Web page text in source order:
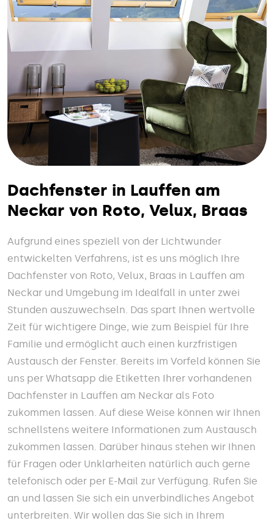
Dachfenster in Lauffen am
Neckar von Roto, Velux, Braas
Aufgrund eines speziell von der Lichtwunder
entwickelten Verfahrens, ist es uns möglich Ihre
Dachfenster von Roto, Velux, Braas in Lauffen am
Neckar und Umgebung im Idealfall in unter zwei
Stunden auszuwechseln. Das spart Ihnen wertvolle
Zeit für wichtigere Dinge, wie zum Beispiel für Ihre
Familie und ermöglicht auch einen kurzfristigen
Austausch der Fenster. Bereits im Vorfeld können Sie
uns per Whatsapp die Etiketten Ihrer vorhandenen
Dachfenster in Lauffen am Neckar als Foto
zukommen lassen. Auf diese Weise können wir Ihnen
schnellstens weitere Informationen zum Austausch
zukommen lassen. Darüber hinaus stehen wir Ihnen
für Fragen oder Unklarheiten natürlich auch gerne
telefonisch oder per E-Mail zur Verfügung. Rufen Sie
an und lassen Sie sich ein unverbindliches Angebot
unterbreiten. Wir wollen das Sie sich in Ihrem